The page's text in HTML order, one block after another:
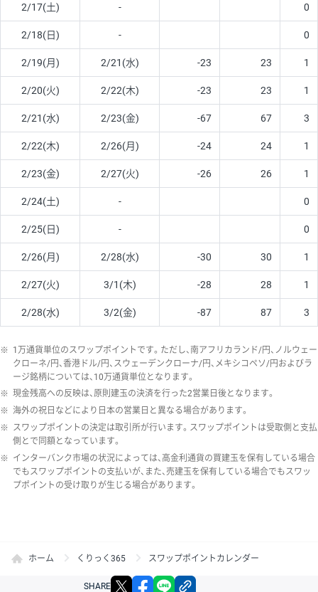
2/17(土) - 0
2/18(日) - 0
2/19(月) 2/21(水) -23 23 1
2/20(火) 2/22(木) -23 23 1
2/21(水) 2/23(金) -67 67 3
2/22(木) 2/26(月) -24 24 1
2/23(金) 2/27(火) -26 26 1
2/24(土) - 0
2/25(日) - 0
2/26(月) 2/28(水) -30 30 1
2/27(火) 3/1(木) -28 28 1
2/28(水) 3/2(金) -87 87 3
※ 1万通貨単位のスワップポイントです。ただし、南アフリカランド/円、ノルウェー
クローネ/円、香港ドル/円、スウェーデンクローナ/円、メキシコペソ/円およびラ
ージ銘柄については、10万通貨単位となります。
※ 現金残高への反映は、原則建玉の決済を行った2営業日後となります。
※ 海外の祝日などにより日本の営業日と異なる場合があります。
※ スワップポイントの決定は取引所が行います。スワップポイントは受取側と支払
側とで同額となっています。
※ インターバンク市場の状況によっては、高金利通貨の買建玉を保有している場合
でもスワップポイントの支払いが、また、売建玉を保有している場合でもスワッ
プポイントの受け取りが生じる場合があります。
ホーム くりっく365 スワップポイントカレンダー
SHARE X facebook